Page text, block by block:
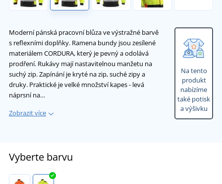
Moderní pánská pracovní blůza ve výstražné barvě
s reflexními doplňky. Ramena bundy jsou zesílené
materiálem CORDURA, který je pevný a odolává
prodření. Rukávy mají nastavitelnou manžetu na
suchý zip. Zapínání je kryté na zip, suché zipy a
druky. Praktické je velké množství kapes - levá
náprsní na…
Zobrazit více
Na tento
produkt
nabízíme
také potisk
a výšivku
Vyberte barvu